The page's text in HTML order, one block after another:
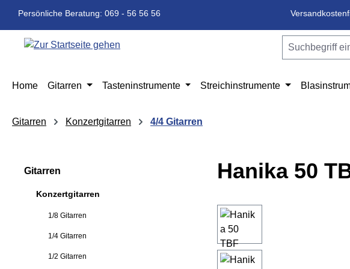
Hauptinhalt springen
Zur Suche springen
Zur Hauptnavigation springen
Persönliche Beratung: 069 - 56 56 56
Home Gitarren Tasteninstrumente Streichinstrumente
Gitarren Konzertgitarren 4/4 Gitarren
Gitarren
Konzertgitarren
1/8 Gitarren
1/4 Gitarren
1/2 Gitarren
Hanika 50
Bildergalerie überspringen